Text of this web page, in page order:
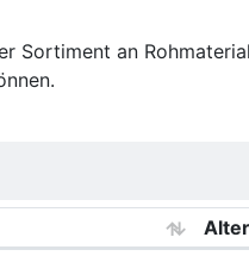
Sortiment an